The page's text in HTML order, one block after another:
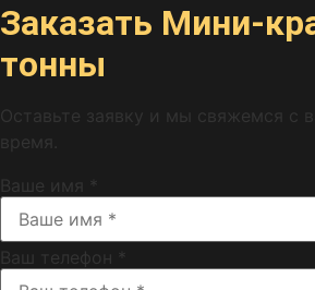
Заказать Мини-
тонны
Оставьте заявку и мы свяжемся с
время.
Ваше имя *
Ваш телефон *